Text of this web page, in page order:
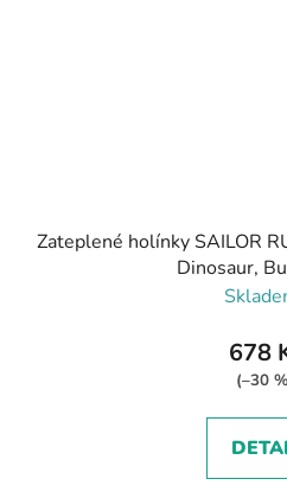
Zateplené holínky SAILOR
Dinosaur,
678
(–30